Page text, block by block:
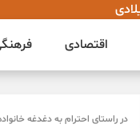
اقتصادی
در راستای احترام به دغدغه